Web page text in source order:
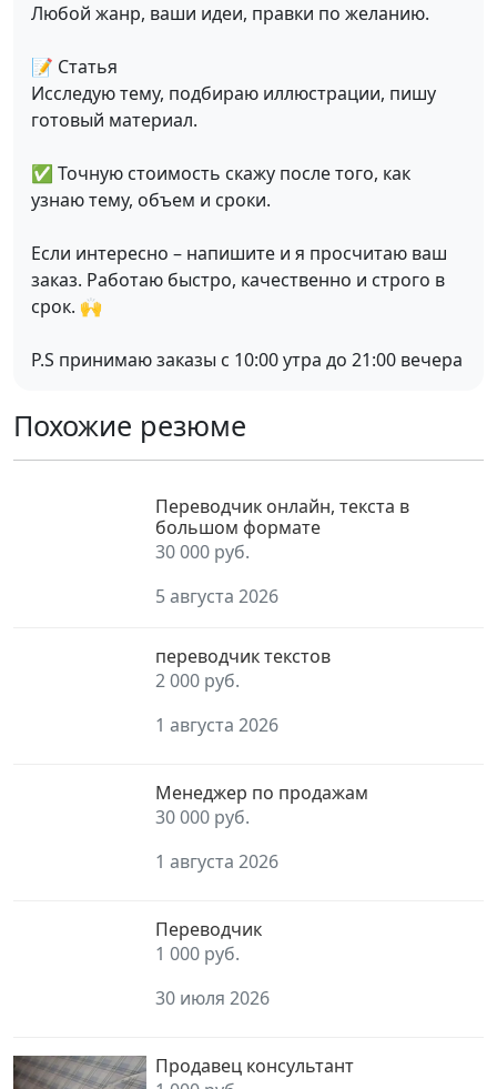
Любой жанр, ваши идеи, правки по желанию.
📝 Статья
Исследую тему, подбираю иллюстрации, пишу
готовый материал.
✅ Точную стоимость скажу после того, как
узнаю тему, объем и сроки.
Если интересно – напишите и я просчитаю ваш
заказ. Работаю быстро, качественно и строго в
срок. 🙌
P.S принимаю заказы с 10:00 утра до 21:00 вечера
Похожие резюме
Переводчик онлайн, текста в
большом формате
30 000 руб.
5 августа 2026
переводчик текстов
2 000 руб.
1 августа 2026
Менеджер по продажам
30 000 руб.
1 августа 2026
Переводчик
1 000 руб.
30 июля 2026
Продавец консультант